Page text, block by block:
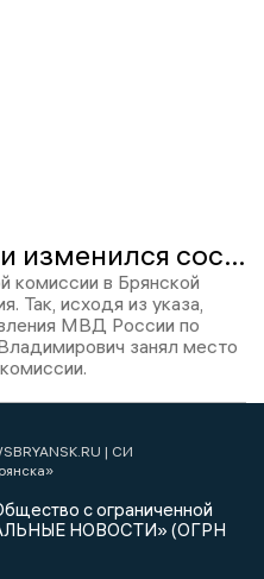
В Брянской области изменился состав антинаркотической комиссии
комиссии в Брянской
Так, исходя из указа,
МВД России по
занял место
| СИ
с ограниченной
НОВОСТИ» (ОГРН